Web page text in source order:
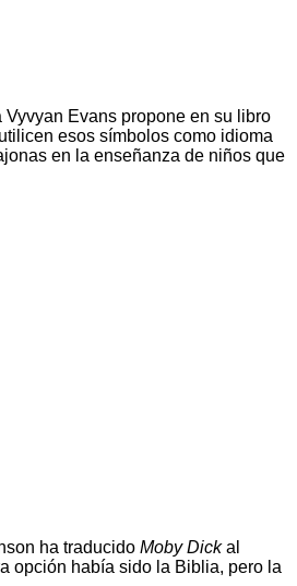
Evans propone en su libro
esos símbolos como idioma
en la enseñanza de niños que
ha traducido Moby Dickal
opción había sido la Biblia, pero la